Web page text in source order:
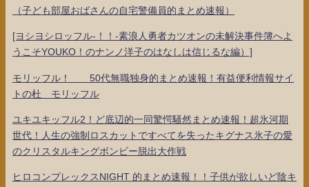
（子ども部屋おばさんの自宅警備員的まとめ速報）
[ヨシヨシロッフル-！！-素浪人勇者カツオンの未解決事件簿へよ
うこそYOUKO！のナンノ洋子のはなしは信じるな編）]
モリッフル！ 50代無職独身的まとめ速報！有益便利情報サイ
トの杜 モリッフル
ユキユキッフル2！ど底辺的一同驚愕騒然まとめ速報！超氷河期
世代！人生の強制ロスカットですべてを失ったキグナス氷子の愛
のクリスタルキングボンビー脱出大作戦
ヒロコンプレックスNIGHT 的まとめ速報！！子供が欲しいど陰キ